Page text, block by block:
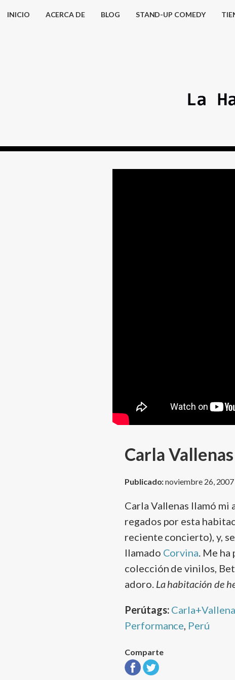
INICIO ACERCA DE BLOG STAND-UP COMEDY
Carla
Publicado:noviembre 26, 2007
Carla Vallenas llamó mi
regados por esta
reciente concierto), y,
llamado Corvina. Me ha
colección de vinilos,
adoro. La habitación de
Perútags:
Performance, Perú
Comparte